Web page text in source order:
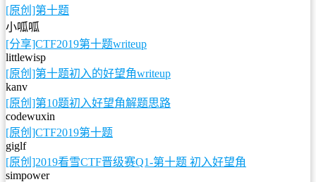
[原创]第十题
小呱呱
[分享]CTF2019第十题writeup
littlewisp
[原创]第十题初入的好望角writeup
kanv
[原创]第10题初入好望角解题思路
codewuxin
[原创]CTF2019第十题
giglf
[原创]2019看雪CTF晋级赛Q1-第十题 初入好望角
simpower